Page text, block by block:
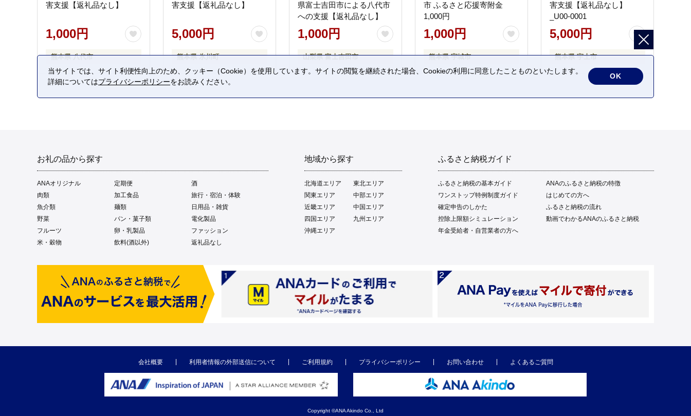
害支援【返礼品なし】
1,000円
熊本県 八代市
害支援【返礼品なし】
5,000円
熊本県 氷川町
県富士吉田市による八代市
への支援【返礼品なし】
1,000円
山梨県 富士吉田市
市 ふるさと応援寄附金
1,000円
1,000円
熊本県 宇城市
害支援【返礼品なし】
_U00-0001
5,000円
熊本県 宇土市
お礼の品から探す
ANAオリジナル 定期便
酒
肉類
加工食品
旅行・宿泊・体験
魚介類
麺類
日用品・雑貨
野菜
パン・菓子類
電化製品
フルーツ
卵・乳製品
ファッション
米・穀物
飲料(酒以外) 返礼品なし
地域から探す
北海道エリア
東北エリア
関東エリア
中部エリア
近畿エリア
中国エリア
四国エリア
九州エリア
沖縄エリア
ふるさと納税ガイド
ふるさと納税の基本ガイド
ANAのふるさと納税の特徴
ワンストップ特例制度ガイド
はじめての方へ
確定申告のしかた
ふるさと納税の流れ
控除上限額シミュレーション
動画でわかるANAのふるさと納税
年金受給者・自営業者の方へ
会社概要 利用者情報の外部送信について ご利用規約 プライバシーポリシー お問い合わせ よくあるご質問
Copyright ©ANA Akindo Co., Ltd
当サイトでは、サイト利便性向上のため、クッキー（Cookie）を使用しています。サイトの閲覧を継続された場合、Cookieの利用に同意したことものといたします。
詳細についてはプライバシーポリシーをお読みください。
OK